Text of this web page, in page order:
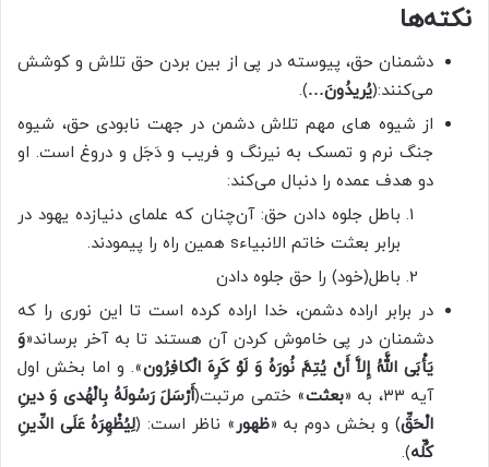
نکته‌ها
دشمنان حق، پیوسته در پی از بین بردن حق تلاش و کوشش
می‌کنند:(یُریدُونَ…).
از شیوه های مهم تلاش دشمن در جهت نابودی حق، شیوه
جنگ نرم و تمسک به نیرنگ و فریب و دَجَل و دروغ است. او
دو هدف عمده را دنبال می‌کند:
باطل جلوه دادن حق: آن‌چنان که علمای دنیازده یهود در
برابر بعثت خاتم الانبیاءs همین راه را پیمودند.
باطل(خود) را حق جلوه دادن
در برابر اراده دشمن، خدا اراده کرده است تا این نوری را که
دشمنان در پی خاموش کردن آن هستند تا به آخر برساند«وَ
یَأْبَی اللَّهُ إِلاَّ أَنْ یُتِمَّ نُورَهُ وَ لَوْ کَرِهَ الْکافِرُون». و اما بخش اول
آیه ۳۳، به «
بعثت» ختمی مرتبت(أَرْسَلَ رَسُولَهُ بِالْهُدی‏ وَ دینِ
الْحَقِّ) و بخش دوم به «ظهور» ناظر است: (لِیُظْهِرَهُ عَلَی الدِّینِ
کُلِّه).